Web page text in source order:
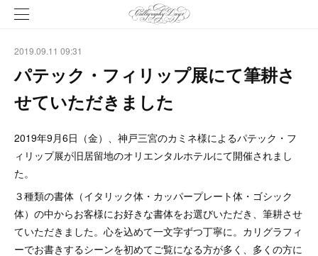
2019.09.11 09:31
パテック・フィリップ展にて筆耕さ
せていただきました
2019年9月6日（金）、神戸三宮のカミネ様によるパテック・フ
ィリップ展が旧居留地のオリエンタルホテルにて開催されまし
た。
３種類の書体（イタリック体・カッパープレート体・ゴシック
体）の中からお客様にお好きな書体をお選びいただき、筆耕させ
ていただきました。心を込めて一文字ずつ丁寧に。カリグラフィ
ーでお書きするシーンを初めてご覧になる方が多く、多くの方に